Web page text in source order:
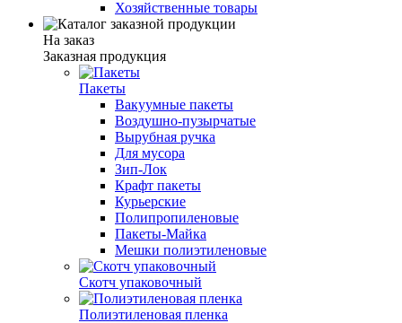
Хозяйственные товары
На заказ
Заказная продукция
Пакеты
Вакуумные пакеты
Воздушно-пузырчатые
Вырубная ручка
Для мусора
Зип-Лок
Крафт пакеты
Курьерские
Полипропиленовые
Пакеты-Майка
Мешки полиэтиленовые
Скотч упаковочный
Полиэтиленовая пленка